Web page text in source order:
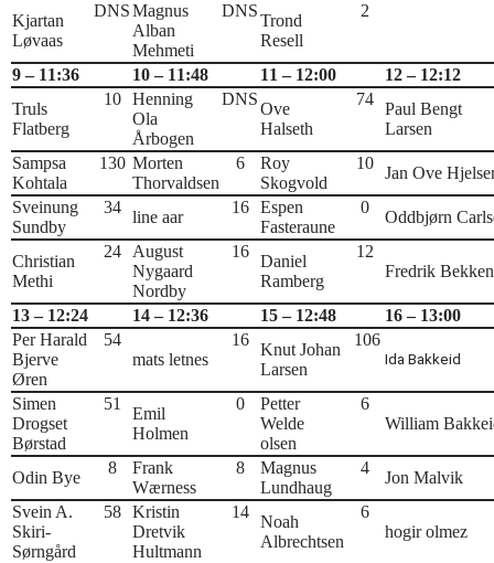
Kjartan
Løvaas
DNSMagnus
Alban
Mehmeti
DNS
Trond
Resell
2
9 – 11:36 10 – 11:48 11 – 12:00
12 – 12:12
Truls
Flatberg
10
Henning
Ola
Årbogen
DNS
Ove
Halseth
74
Paul Bengt
Larsen
Sampsa
Kohtala
130 Morten
Thorvaldsen
6
Roy
Skogvold
10
Jan Ove
Sveinung
Sundby
34
line aar
16
Espen
Fasteraune
0
Oddbjørn
Christian
Methi
24
August
Nygaard
Nordby
16
Daniel
Ramberg
12
Fredrik Bekken
13 – 12:24 14 – 12:36 15 – 12:48
16 – 13:00
Per Harald
Bjerve
Øren
54
mats letnes
16
Knut Johan
Larsen
106
Ida Bakkeid
Simen
Drogset
Børstad
51
Emil
Holmen
0
Petter
Welde
olsen
6
William
Odin Bye
8
Frank
Wærness
8
Magnus
Lundhaug
4
Jon Malvik
Svein A.
Skiri-
Sørngård
58
Kristin
Dretvik
Hultmann
14
Noah
Albrechtsen
6
hogir olmez